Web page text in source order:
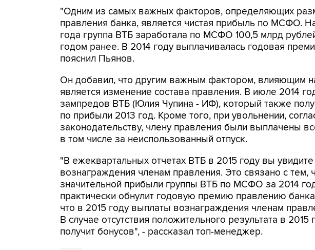
"Одним из самых важных факторов, определяющих
правления банка, является чистая прибыль по МСФО.
года группа ВТБ заработала по МСФО 100,5 млрд
годом ранее. В 2014 году выплачивалась годовая
пояснил Пьянов.
Он добавил, что другим важным фактором, влияющим
является изменение состава правления. В июле 2014
зампредов ВТБ (Юлия Чупина - ИФ), который также
по прибыли 2013 год. Кроме того, при увольнении,
законодательству, члену правления были выплачены
в том числе за неиспользованный отпуск.
"В ежеквартальных отчетах ВТБ в 2015 году вы
вознаграждения членам правления. Это связано с тем,
значительной прибыли группы ВТБ по МСФО за 2014
практически обнулит годовую премию правлению
что в 2015 году выплаты вознаграждения членам
В случае отсутствия положительного результата в
получит бонусов", - рассказал топ-менеджер.